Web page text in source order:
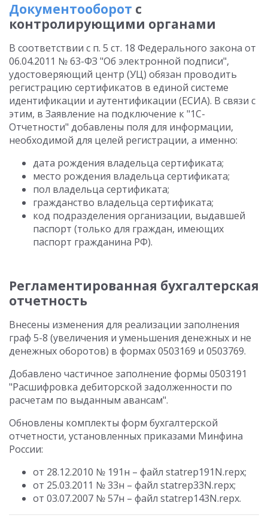
Документооборот с
контролирующими органами
В соответствии с п. 5 ст. 18 Федерального закона от
06.04.2011 № 63-ФЗ "Об электронной подписи",
удостоверяющий центр (УЦ) обязан проводить
регистрацию сертификатов в единой системе
идентификации и аутентификации (ЕСИА). В связи с
этим, в Заявление на подключение к "1C-
Отчетности" добавлены поля для информации,
необходимой для целей регистрации, а именно:
дата рождения владельца сертификата;
место рождения владельца сертификата;
пол владельца сертификата;
гражданство владельца сертификата;
код подразделения организации, выдавшей
паспорт (только для граждан, имеющих
паспорт гражданина РФ).
Регламентированная бухгалтерская
отчетность
Внесены изменения для реализации заполнения
граф 5-8 (увеличения и уменьшения денежных и не
денежных оборотов) в формах 0503169 и 0503769.
Добавлено частичное заполнение формы 0503191
"Расшифровка дебиторской задолженности по
расчетам по выданным авансам".
Обновлены комплекты форм бухгалтерской
отчетности, установленных приказами Минфина
России:
от 28.12.2010 № 191н – файл statrep191N.repx;
от 25.03.2011 № 33н – файл statrep33N.repx;
от 03.07.2007 № 57н – файл statrep143N.repx.